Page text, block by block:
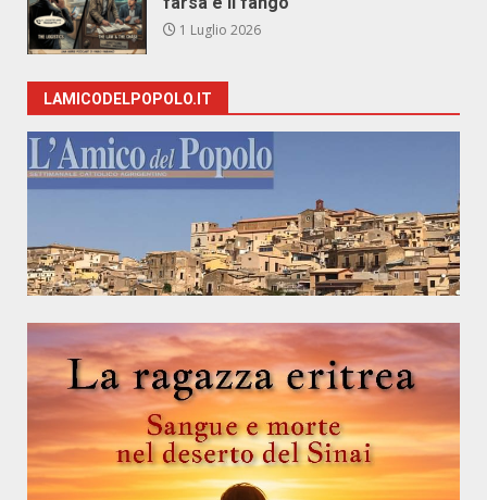
1 Luglio 2026
LAMICODELPOPOLO.IT